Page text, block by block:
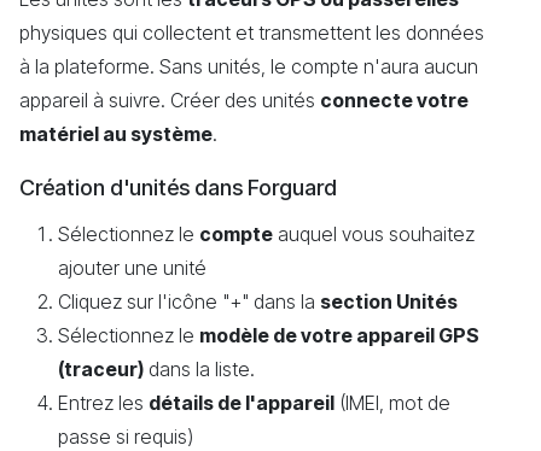
physiques qui collectent et transmettent les données
à la plateforme. Sans unités, le compte n'aura aucun
appareil à suivre. Créer des unités connecte votre
matériel au système.
Création d'unités dans Forguard
Sélectionnez le compte auquel vous souhaitez
ajouter une unité
Cliquez sur l'icône "+" dans la section Unités
Sélectionnez le modèle de votre appareil GPS
(traceur) dans la liste.
Entrez les détails de l'appareil (IMEI, mot de
passe si requis)